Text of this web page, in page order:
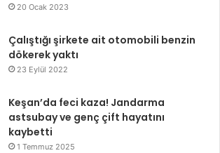
20 Ocak 2023
Çalıştığı şirkete ait otomobili benzin
dökerek yaktı
23 Eylül 2022
Keşan’da feci kaza! Jandarma
astsubay ve genç çift hayatını
kaybetti
1 Temmuz 2025